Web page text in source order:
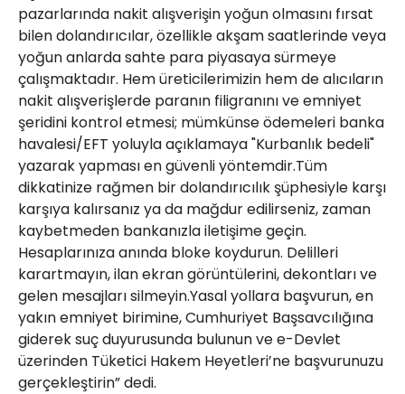
pazarlarında nakit alışverişin yoğun olmasını fırsat
bilen dolandırıcılar, özellikle akşam saatlerinde veya
yoğun anlarda sahte para piyasaya sürmeye
çalışmaktadır. Hem üreticilerimizin hem de alıcıların
nakit alışverişlerde paranın filigranını ve emniyet
şeridini kontrol etmesi; mümkünse ödemeleri banka
havalesi/EFT yoluyla açıklamaya "Kurbanlık bedeli"
yazarak yapması en güvenli yöntemdir.​Tüm
dikkatinize rağmen bir dolandırıcılık şüphesiyle karşı
karşıya kalırsanız ya da mağdur edilirseniz, zaman
kaybetmeden bankanızla iletişime geçin.
Hesaplarınıza anında bloke koydurun. Delilleri
karartmayın, ilan ekran görüntülerini, dekontları ve
gelen mesajları silmeyin.Yasal yollara başvurun, en
yakın emniyet birimine, Cumhuriyet Başsavcılığına
giderek suç duyurusunda bulunun ve e-Devlet
üzerinden Tüketici Hakem Heyetleri’ne başvurunuzu
gerçekleştirin” dedi.